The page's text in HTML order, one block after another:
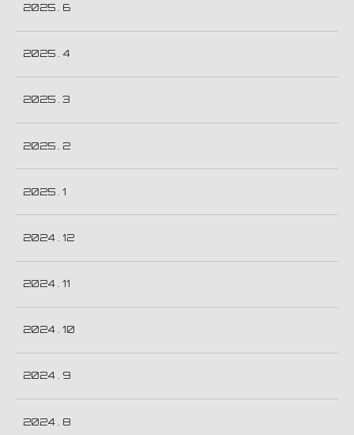
2025 . 6
2025 . 4
2025 . 3
2025 . 2
2025 . 1
2024 . 12
2024 . 11
2024 . 10
2024 . 9
2024 . 8